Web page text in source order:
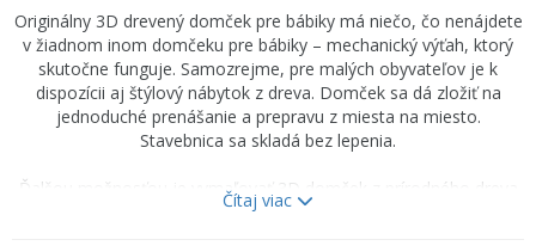
Originálny 3D drevený domček pre bábiky má niečo, čo nenájdete
v žiadnom inom domčeku pre bábiky – mechanický výťah, ktorý
skutočne funguje. Samozrejme, pre malých obyvateľov je k
dispozícii aj štýlový nábytok z dreva. Domček sa dá zložiť na
jednoduché prenášanie a prepravu z miesta na miesto.
Stavebnica sa skladá bez lepenia.
Ďalšou možnosťou je vymaľovať 3D domček z prírodného dreva
farbami, napríklad akvarelom, aby boli miestnosti naozaj útulné a
Čítaj viac